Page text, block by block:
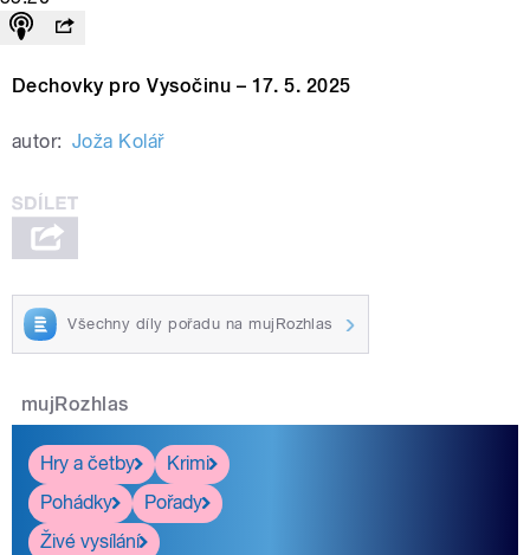
Dechovky pro Vysočinu – 17. 5. 2025
autor: Joža Kolář
Všechny díly pořadu na mujRozhlas
mujRozhlas
Hry a četby
Krimi
Pohádky
Pořady
Živé vysílání